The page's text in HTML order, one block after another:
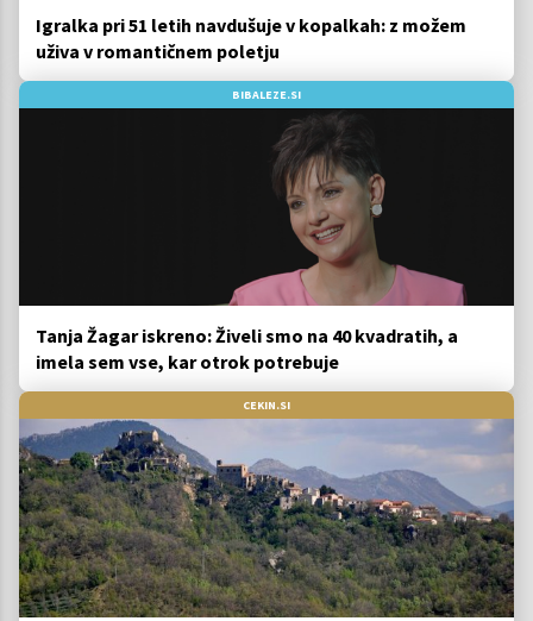
Igralka pri 51 letih navdušuje v kopalkah: z možem
uživa v romantičnem poletju
BIBALEZE.SI
Tanja Žagar iskreno: Živeli smo na 40 kvadratih, a
imela sem vse, kar otrok potrebuje
CEKIN.SI